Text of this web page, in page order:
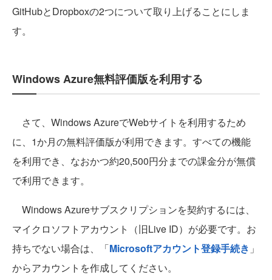
GitHubとDropboxの2つについて取り上げることにしま
す。
Windows Azure無料評価版を利用する
さて、Windows AzureでWebサイトを利用するため
に、1か月の無料評価版が利用できます。すべての機能
を利用でき、なおかつ約20,500円分までの課金分が無償
で利用できます。
Windows Azureサブスクリプションを契約するには、
マイクロソフトアカウント（旧Live ID）が必要です。お
持ちでない場合は、「Microsoftアカウント登録手続き 」
からアカウントを作成してください。